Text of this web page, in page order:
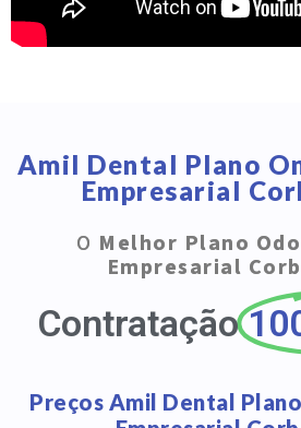
Amil Dental Plano
Empresarial
O Melhor Plano
Empresarial
Contratação
Preços Amil Dental